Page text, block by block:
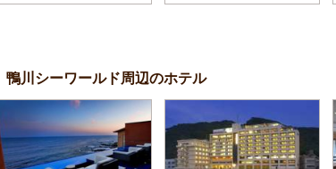
ます。かつて...
まで遡るとされ...
鴨川シーワールド周辺のホテル